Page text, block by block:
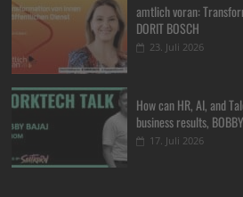
amtlich voran:
DORIT BOSCH
23. Juli 2026
How can HR, AI, and
business results,
17. Juli 2026